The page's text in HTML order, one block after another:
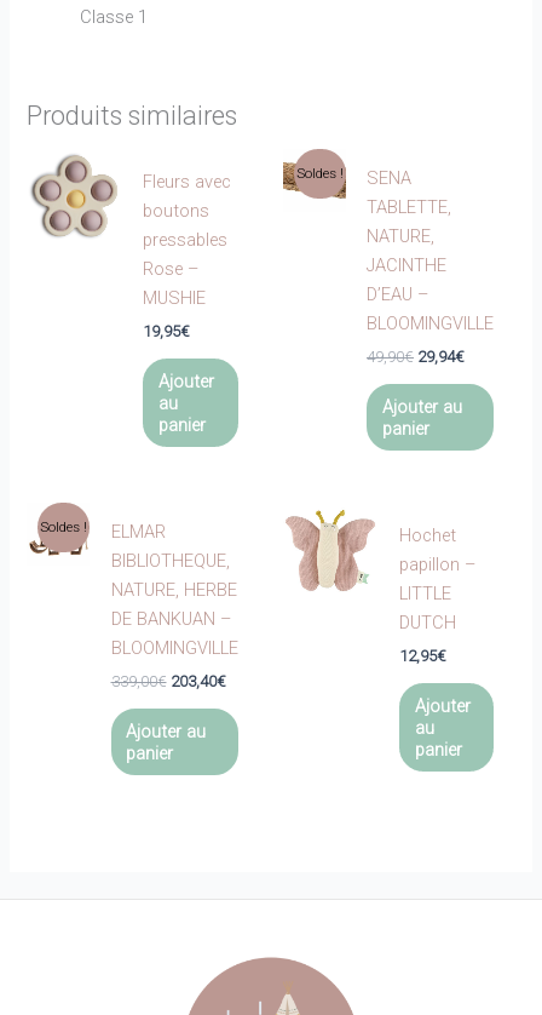
Classe 1
Produits similaires
Fleurs avec
boutons
pressables
Rose –
MUSHIE
19,95€
Ajouter
au
panier
Soldes !
SENA
TABLETTE,
NATURE,
JACINTHE
D’EAU –
BLOOMINGVILLE
49,90€ Le
initial
était :
49,90€.
29,94€Le
actuel
29,94€.
Ajouter au
panier
Soldes !
ELMAR
BIBLIOTHEQUE,
NATURE, HERBE
DE BANKUAN –
BLOOMINGVILLE
339,00€ Le
était :
339,00€.
203,40€Le
actuel
203,40€.
Ajouter au
panier
Hochet
papillon –
LITTLE
DUTCH
12,95€
Ajouter
au
panier